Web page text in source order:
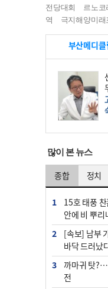
전당대회
르노코
역
극지해양미래
부산메디
많이 본 뉴스
종합 정치
1
15호 태풍
안에 비 뿌리
2
[속보] 남부
바닥 드러났
3
까마귀 탓?…
전